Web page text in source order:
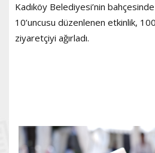
Kadıköy Belediyesi’nin
10’uncusu düzenlenen etkinlik,
ziyaretçiyi ağırladı.